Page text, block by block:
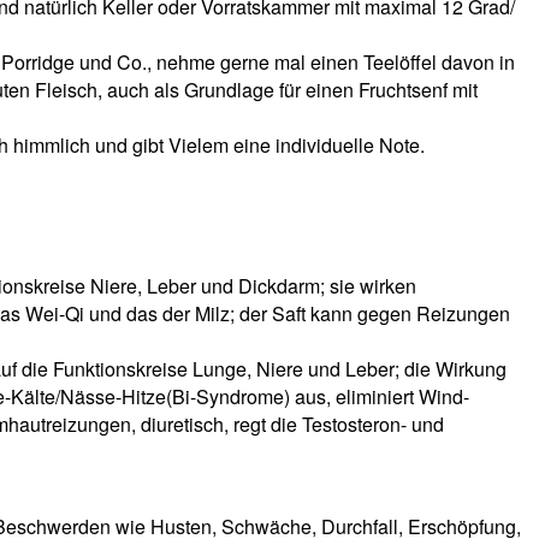
natürlich Keller oder Vorratskammer mit maximal 12 Grad/
und Co., nehme gerne mal einen Teelöffel davon in
Fleisch, auch als Grundlage für einen Fruchtsenf mit
himmlich und gibt Vielem eine individuelle Note.
Niere, Leber und Dickdarm; sie wirken
Wei-Qi und das der Milz; der Saft kann gegen Reizungen
die Funktionskreise Lunge, Niere und Leber; die Wirkung
Nässe-Hitze(Bi-Syndrome) aus, eliminiert Wind-
diuretisch, regt die Testosteron- und
wie Husten, Schwäche, Durchfall, Erschöpfung,